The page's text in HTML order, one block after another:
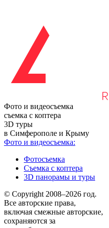
Фото и видеосъемка
съемка с коптера
3D туры
в Симферополе и Крыму
Фото и видеосъемка:
Фотосъемка
Съемка с коптера
3D панорамы и туры
© Copyright 2008–2026 год.
Все авторские права,
включая смежные авторские,
сохраняются за